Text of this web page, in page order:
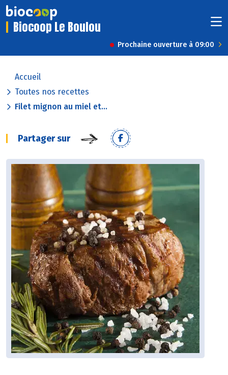
Biocoop Le Boulou
Prochaine ouverture à 09:00
Accueil
Toutes nos recettes
Filet mignon au miel et...
Partager sur